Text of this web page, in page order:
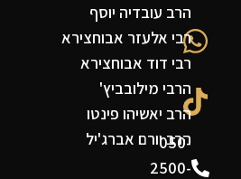
050-
2500-
הרב עובדיה יוסף
רבי אלעזר אבוחצירא
רבי דוד אבוחצירא
הרבי מילובביץ'
הרב יאשיהו פינטו
הרב יורם אברג'יל